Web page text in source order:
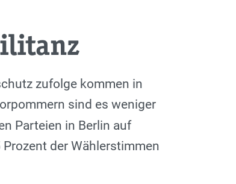
zufolge kommen in
sind es weniger
Parteien in Berlin auf
der Wählerstimmen